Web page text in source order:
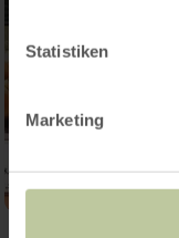
Statistiken
Marketing